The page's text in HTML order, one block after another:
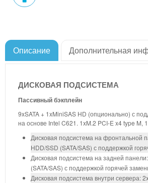
Описание Дополнительная
ДИСКОВАЯ ПОДСИСТЕМА
Пассивный бэкплейн
9xSATA + 1xMiniSAS HD (опционально) с
на основе Intel C621. 1xM.2 PCI-E x4 type M,
Дисковая подсистема на фронтальной
HDD/SSD (SATA/SAS) с поддержкой
Дисковая подсистема на задней
(SATA/SAS) с поддержкой горячей
Дисковая подсистема внутри сервера: